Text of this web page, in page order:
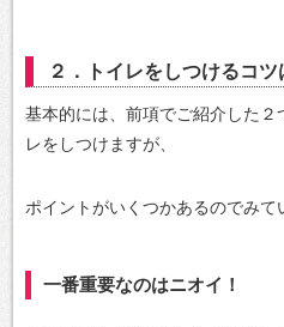
２．トイレをしつけるコツ
基本的には、前項でご紹介した２
レをしつけますが、
ポイントがいくつかあるのでみて
一番重要なのはニオイ！